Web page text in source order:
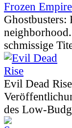
Ghostbusters:
schmissige
Evil Dead Rise
des Low-